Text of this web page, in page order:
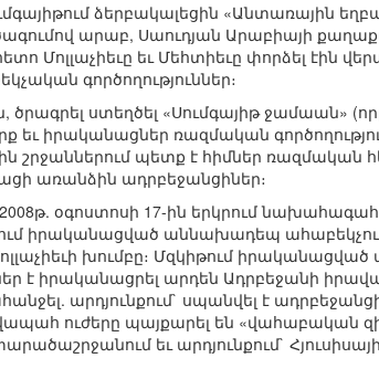
ձերբակալեցին «Անտառային
արաբ, Սաուդյան Արաբիայի
Մոլլաչիեւը եւ Մեհտիեւը փորձել էին
գործողություններ։
ծրագրել ստեղծել «Սումգայիթ ջամաան»
եւ իրականացներ ռազմական
շրջաններում պետք է հիմներ ռազմական
առանձին ադրբեջանցիներ։
օգոստոսի 17-ին երկրում
իրականացված աննախադեպ
խումբը։ Մզկիթում
է իրականացրել արդեն Ադրբեջանի
արդյունքում` սպանվել է
ուժերը պայքարել են «վահաբական
եւ արդյունքում`